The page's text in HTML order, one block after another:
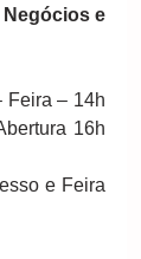
Negócios e
Feira – 14h
16h
e Feira